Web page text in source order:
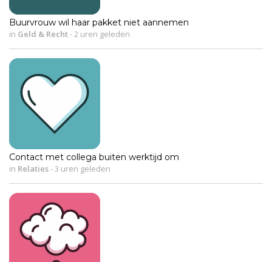
Buurvrouw wil haar pakket niet aannemen
in Geld & Recht-2 uren geleden
Contact met collega buiten werktijd om
in Relaties-3 uren geleden